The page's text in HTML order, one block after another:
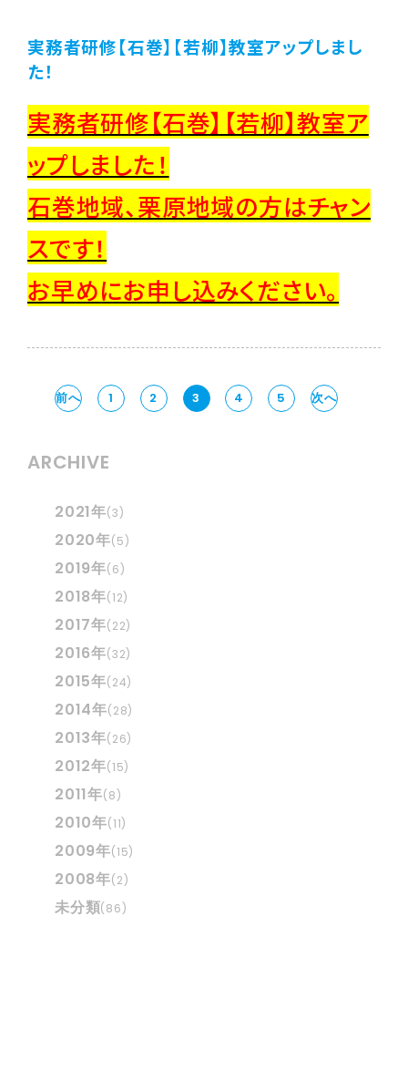
実務者研修【石巻】【若柳】教室アップしまし
た！
実務者研修【石巻】【若柳】教室ア
ップしました！
石巻地域、栗原地域の方はチャン
スです！
お早めにお申し込みください。
前へ 1 2 3 4 5 次へ
ARCHIVE
2021年(3)
2020年(5)
2019年(6)
2018年(12)
2017年(22)
2016年(32)
2015年(24)
2014年(28)
2013年(26)
2012年(15)
2011年(8)
2010年(11)
2009年(15)
2008年(2)
未分類(86)